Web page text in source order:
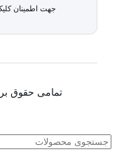
جهت اطمینان کلیک
تمامی حقوق